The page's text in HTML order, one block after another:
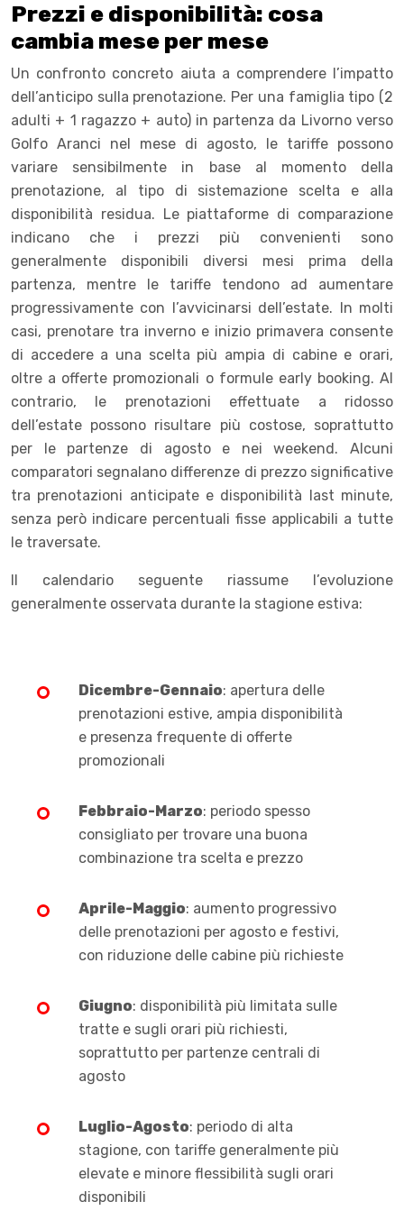
Prezzi e disponibilità: cosa
cambia mese per mese
Un confronto concreto aiuta a comprendere l’impatto
dell’anticipo sulla prenotazione. Per una famiglia tipo (2
adulti + 1 ragazzo + auto) in partenza da Livorno verso
Golfo Aranci nel mese di agosto, le tariffe possono
variare sensibilmente in base al momento della
prenotazione, al tipo di sistemazione scelta e alla
disponibilità residua. Le piattaforme di comparazione
indicano che i prezzi più convenienti sono
generalmente disponibili diversi mesi prima della
partenza, mentre le tariffe tendono ad aumentare
progressivamente con l’avvicinarsi dell’estate. In molti
casi, prenotare tra inverno e inizio primavera consente
di accedere a una scelta più ampia di cabine e orari,
oltre a offerte promozionali o formule early booking. Al
contrario, le prenotazioni effettuate a ridosso
dell’estate possono risultare più costose, soprattutto
per le partenze di agosto e nei weekend. Alcuni
comparatori segnalano differenze di prezzo significative
tra prenotazioni anticipate e disponibilità last minute,
senza però indicare percentuali fisse applicabili a tutte
le traversate.
Il calendario seguente riassume l’evoluzione
generalmente osservata durante la stagione estiva:
Dicembre-Gennaio: apertura delle
prenotazioni estive, ampia disponibilità
e presenza frequente di offerte
promozionali
Febbraio-Marzo: periodo spesso
consigliato per trovare una buona
combinazione tra scelta e prezzo
Aprile-Maggio: aumento progressivo
delle prenotazioni per agosto e festivi,
con riduzione delle cabine più richieste
Giugno: disponibilità più limitata sulle
tratte e sugli orari più richiesti,
soprattutto per partenze centrali di
agosto
Luglio-Agosto: periodo di alta
stagione, con tariffe generalmente più
elevate e minore flessibilità sugli orari
disponibili